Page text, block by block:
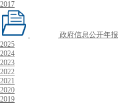
2017
政府信息公开年报
2025
2024
2023
2022
2021
2020
2019